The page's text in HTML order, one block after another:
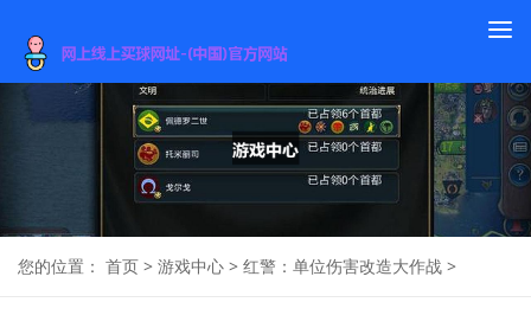
您的位置： 首页 > 游戏中心 > 红警：单位伤害改造大作战 >